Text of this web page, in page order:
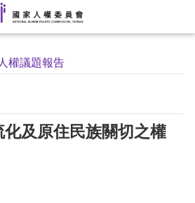
人權議題報告
化及原住民族關切之權